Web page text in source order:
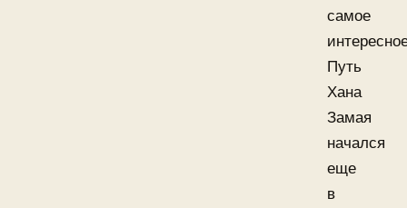
самое
Путь
Хана
Замая
начался
еще
в